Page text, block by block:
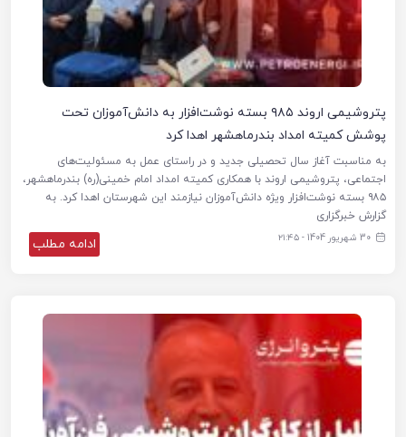
پتروشیمی اروند ۹۸۵ بسته نوشت‌افزار به دانش‌آموزان تحت
پوشش کمیته امداد بندرماهشهر اهدا کرد
به مناسبت آغاز سال تحصیلی جدید و در راستای عمل به مسئولیت‌های
اجتماعی، پتروشیمی اروند با همکاری کمیته امداد امام خمینی(ره) بندرماهشهر،
۹۸۵ بسته نوشت‌افزار ویژه دانش‌آموزان نیازمند این شهرستان اهدا کرد. به
گزارش خبرگزاری
30 شهریور 1404 - ۲۱:۴۵ ادامه مطلب